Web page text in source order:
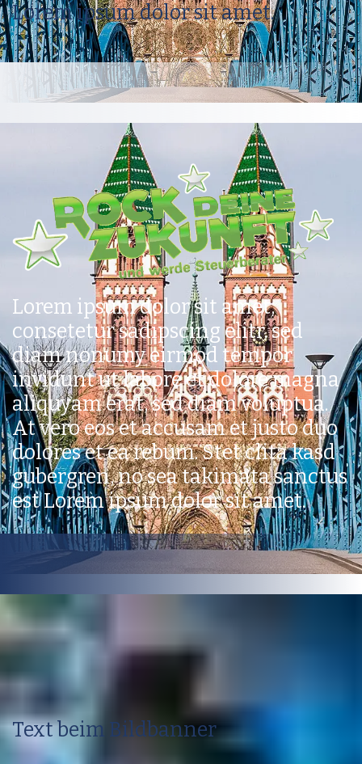
Lorem ipsum dolor sit amet.
Lorem ipsum dolor sit amet,
consetetur sadipscing elitr, sed
diam nonumy eirmod tempor
invidunt ut labore et dolore magna
aliquyam erat, sed diam voluptua.
At vero eos et accusam et justo duo
dolores et ea rebum. Stet clita kasd
gubergren, no sea takimata sanctus
est Lorem ipsum dolor sit amet.
Text beim Bildbanner